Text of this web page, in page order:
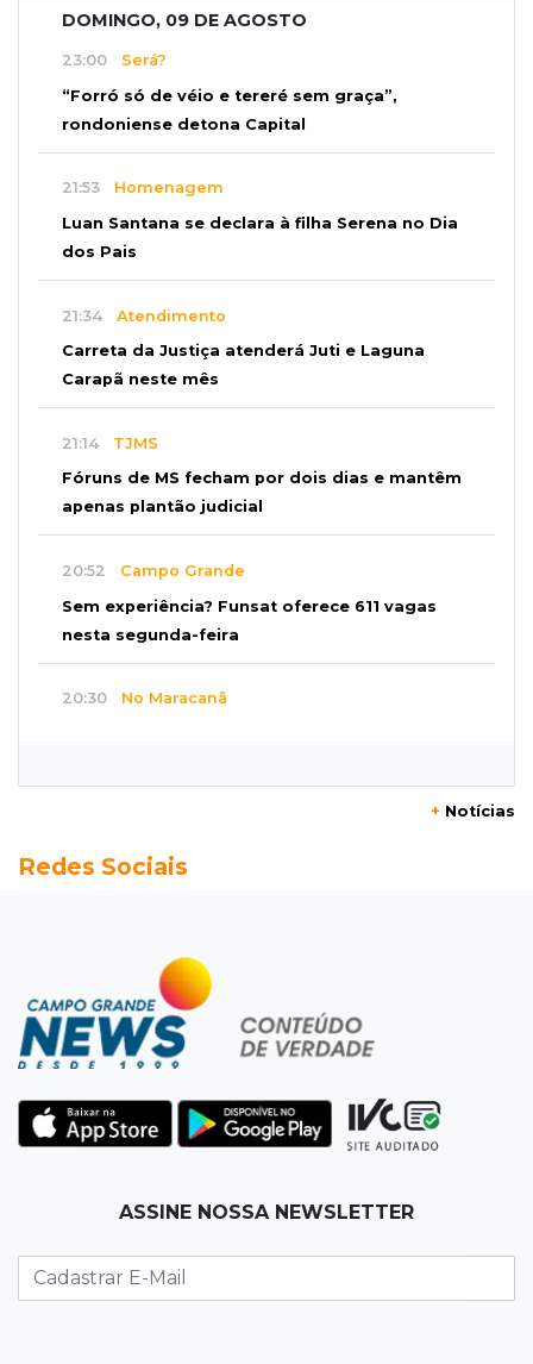
DOMINGO, 09 DE AGOSTO
23:00 Será?
“Forró só de véio e tereré sem graça”,
rondoniense detona Capital
21:53 Homenagem
Luan Santana se declara à filha Serena no Dia
dos Pais
21:34 Atendimento
Carreta da Justiça atenderá Juti e Laguna
Carapã neste mês
21:14 TJMS
Fóruns de MS fecham por dois dias e mantêm
apenas plantão judicial
20:52 Campo Grande
Sem experiência? Funsat oferece 611 vagas
nesta segunda-feira
20:30 No Maracanã
Seleções em MS têm salários de até R$ 8,2 mil;
Jardim Itatiaia
Vigia é amarrado durante roubo de carro e
dois caminhões em pátio
Corinthians vence Bragantino por 2 a 0 e sobe
para 7º no Brasileirão
Na Vila Belmiro
lugar no Brasileirão
+ Notícias
Redes Sociais
ASSINE NOSSA NEWSLETTER